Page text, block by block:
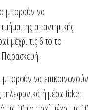
μπορούν να
της απαντητικής
μέχρι τις 6 το το
να επικοινωνούν
ή μέσω ticket